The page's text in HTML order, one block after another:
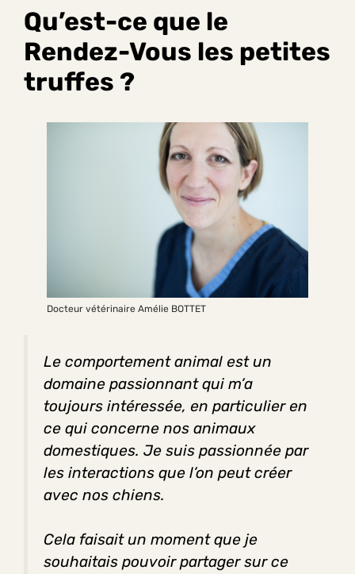
Qu’est-ce que le
Rendez-Vous les petites
truffes ?
Docteur vétérinaire Amélie BOTTET
Le comportement animal est un
domaine passionnant qui m’a
toujours intéressée, en particulier en
ce qui concerne nos animaux
domestiques. Je suis passionnée par
les interactions que l’on peut créer
avec nos chiens.
Cela faisait un moment que je
souhaitais pouvoir partager sur ce